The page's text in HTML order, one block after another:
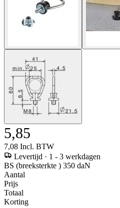
5,85
7,08 Incl. BTW
Levertijd · 1 - 3 werkdagen
BS (breeksterkte ) 350 daN
Aantal
Prijs
Totaal
Korting